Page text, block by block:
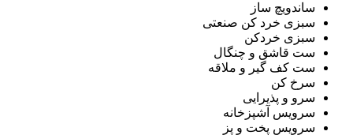
ساندویچ ساز
سبزی خرد کن صنعتی
سبزی خردکن
ست قاشق و چنگال
ست کف گیر و ملاقه
سرخ کن
سرو و پذیرایی
سرویس آشپزخانه
سرویس پخت و پز